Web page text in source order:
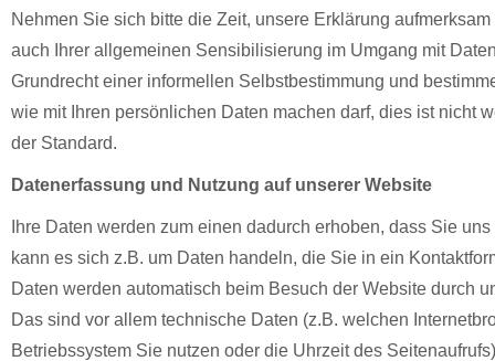
Nehmen Sie sich bitte die Zeit, unsere Erklärung
auch Ihrer allgemeinen Sensibilisierung im Umgang mit
Grundrecht einer informellen Selbstbestimmung und
wie mit Ihren persönlichen Daten machen darf, dies ist nicht
der Standard.
Datenerfassung und Nutzung auf unserer Website
Ihre Daten werden zum einen dadurch erhoben, dass Sie
kann es sich z.B. um Daten handeln, die Sie in ein
Daten werden automatisch beim Besuch der Website durch
Das sind vor allem technische Daten (z.B. welchen
Betriebssystem Sie nutzen oder die Uhrzeit des